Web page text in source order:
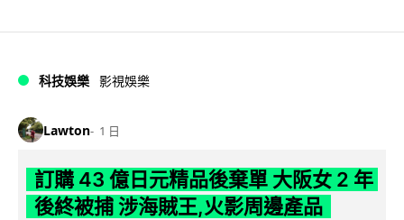
科技娛樂 影視娛樂
Lawton 1 日
訂購 43 億日元精品後棄單 大阪女 2 年
後終被捕 涉海賊王,火影周邊產品